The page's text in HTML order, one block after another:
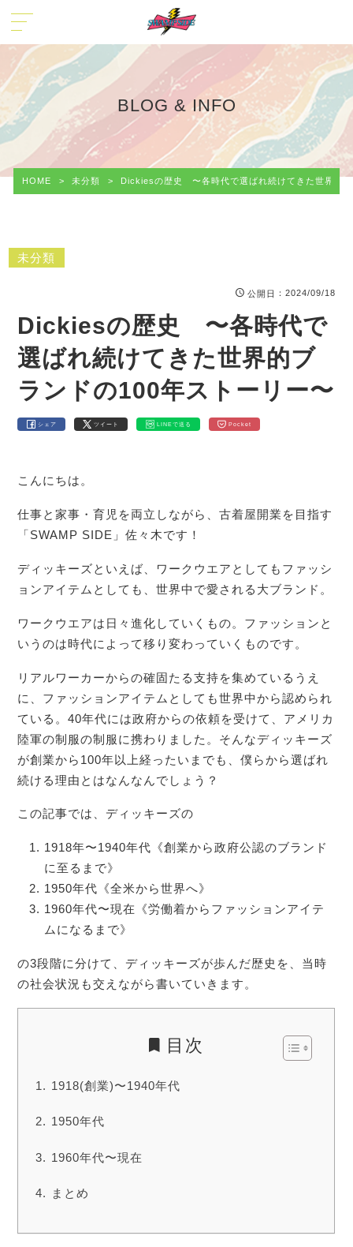
BLOG & INFO
HOME > 未分類 > Dickiesの歴史 〜各時代で選ばれ続けてきた世界的
未分類
公開日 ：2024/09/18
Dickiesの歴史 〜各時代で
選ばれ続けてきた世界的ブ
ランドの100年ストーリー〜
シェア ツイート LINEで送る Pocket
こんにちは。
仕事と家事・育児を両立しながら、古着屋開業を目指す
「SWAMP SIDE」佐々木です！
ディッキーズといえば、ワークウエアとしてもファッシ
ョンアイテムとしても、世界中で愛される大ブランド。
ワークウエアは日々進化していくもの。ファッションと
いうのは時代によって移り変わっていくものです。
リアルワーカーからの確固たる支持を集めているうえ
に、ファッションアイテムとしても世界中から認められ
ている。40年代には政府からの依頼を受けて、アメリカ
陸軍の制服の制服に携わりました。そんなディッキーズ
が創業から100年以上経ったいまでも、僕らから選ばれ
続ける理由とはなんなんでしょう？
この記事では、ディッキーズの
1918年〜1940年代《創業から政府公認のブランド
に至るまで》
1950年代《全米から世界へ》
1960年代〜現在《労働着からファッションアイテ
ムになるまで》
の3段階に分けて、ディッキーズが歩んだ歴史を、当時
の社会状況も交えながら書いていきます。
目次
1918(創業)〜1940年代
1950年代
1960年代〜現在
まとめ